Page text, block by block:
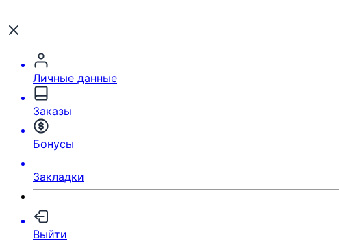
Личные данные
Заказы
Бонусы
Закладки
Выйти